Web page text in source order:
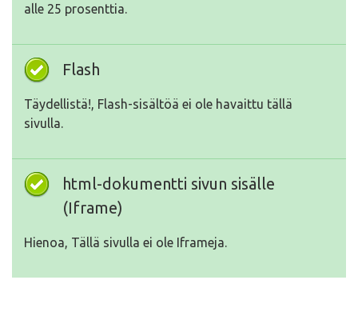
alle 25 prosenttia.
Flash
Täydellistä!, Flash-sisältöä ei ole havaittu tällä
sivulla.
html-dokumentti sivun sisälle
(Iframe)
Hienoa, Tällä sivulla ei ole Iframeja.